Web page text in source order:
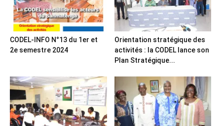
CODEL-INFO N°13 du 1er et
2e semestre 2024
Orientation stratégique des
activités : la CODEL lance son
Plan Stratégique...